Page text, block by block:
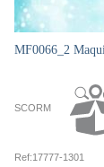
MF0066_2
SCORM
Ref:17777-1301